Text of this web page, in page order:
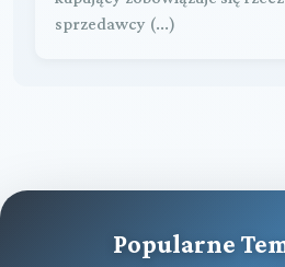
sprzedawcy (...)
Popularne